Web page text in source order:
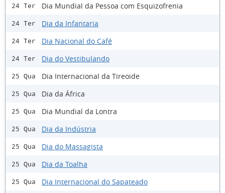
24 Ter Dia Mundial da Pessoa com Esquizofrenia
24 Ter Dia da Infantaria
24 Ter Dia Nacional do Café
24 Ter Dia do Vestibulando
25 Qua Dia Internacional da Tireoide
25 Qua Dia da África
25 Qua Dia Mundial da Lontra
25 Qua Dia da Indústria
25 Qua Dia do Massagista
25 Qua Dia da Toalha
25 Qua Dia Internacional do Sapateado